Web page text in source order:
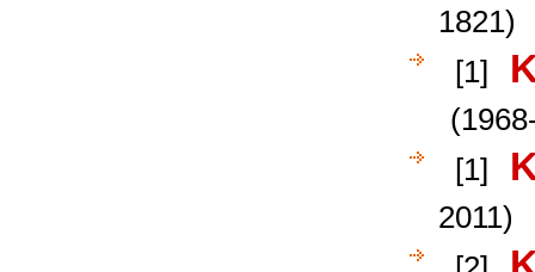
1821)
[1]
[1]
2011)